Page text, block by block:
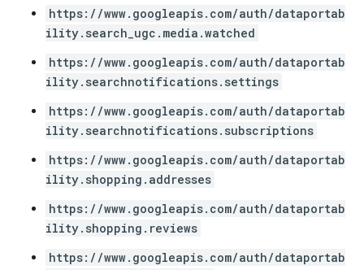
https://www.googleapis.com/auth/dataportab
ility.search_ugc.media.watched
https://www.googleapis.com/auth/dataportab
ility.searchnotifications.settings
https://www.googleapis.com/auth/dataportab
ility.searchnotifications.subscriptions
https://www.googleapis.com/auth/dataportab
ility.shopping.addresses
https://www.googleapis.com/auth/dataportab
ility.shopping.reviews
https://www.googleapis.com/auth/dataportab